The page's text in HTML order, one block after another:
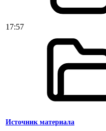
17:57
Источник материала